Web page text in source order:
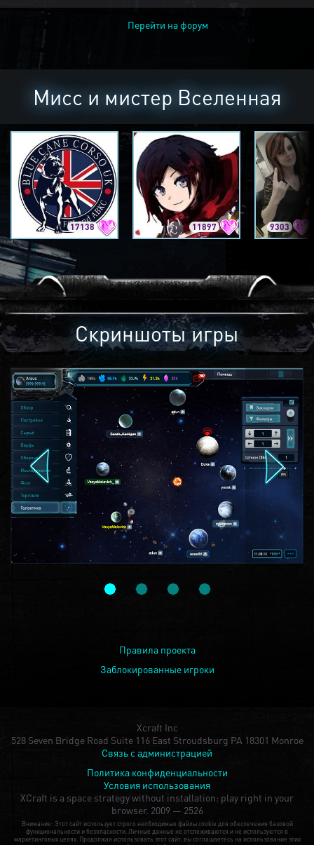
Перейти на форум
Мисс и мистер Вселенная
17138 11897 9303
Скриншоты игры
Правила проекта
Заблокированные игроки
Xcraft Inc
528 Seven Bridge Road Suite 116 East Stroudsburg PA 18301 Monroe
Связь с администрацией
Политика конфиденциальности
Условия использования
XCraft is a space strategy without installation: play right in your
browser. 2009 — 2526
Внимание: Этот сайт использует строго необходимые файлы cookie для обеспечения базовой
функциональности и безопасности. Личные данные не отслеживаются и не используются в
маркетинговых целях. Продолжая использовать этот сайт, вы соглашаетесь на использование этих